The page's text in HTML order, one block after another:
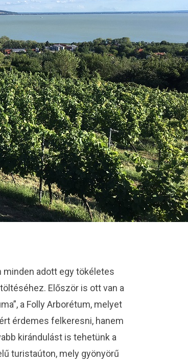
minden adott egy tökéletes
Először is ott van a
a Folly Arborétum, melyet
érdemes felkeresni, hanem
kirándulást is tehetünk a
turistaúton, mely gyönyörű